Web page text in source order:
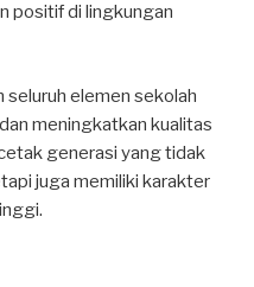
positif di lingkungan
seluruh elemen sekolah
meningkatkan kualitas
generasi yang tidak
juga memiliki karakter